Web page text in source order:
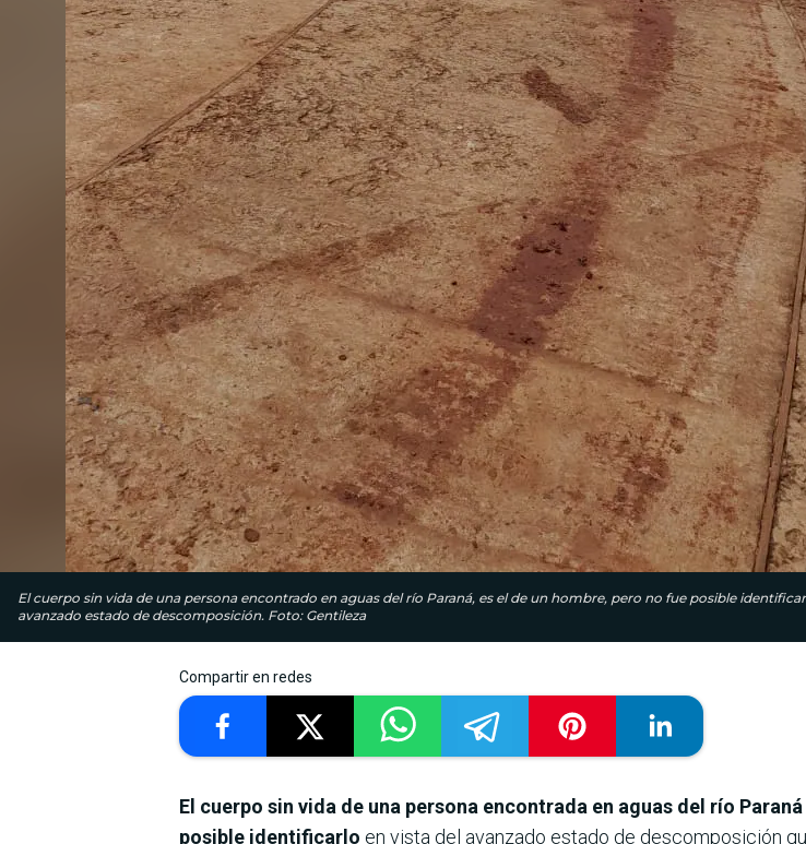
El cuerpo sin vida de una persona encontrado en aguas del río Paraná, es el de un hombre, pero no fue posible
avanzado estado de descomposición. Foto: Gentileza
Compartir en redes
El cuerpo sin vida de una persona encontrada en aguas del río
posible identificarlo en vista del avanzado estado de descomposición